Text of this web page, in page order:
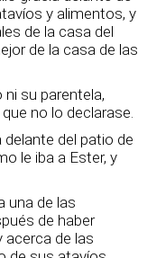
y alimentos, y
de la casa del
de la casa de las
su parentela,
no lo declarase.
del patio de
le iba a Ester, y
una de las
de haber
de las